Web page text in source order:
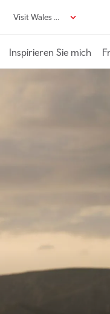
zumVisit Wales DE
Inspirieren Sie mich